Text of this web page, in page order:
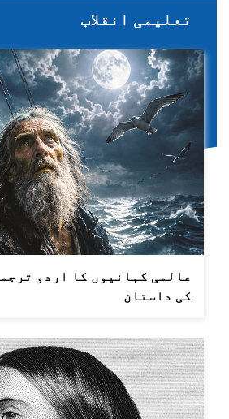
تعلیمی انقلاب
عالمی کہانیوں کا اردو
کی داستان